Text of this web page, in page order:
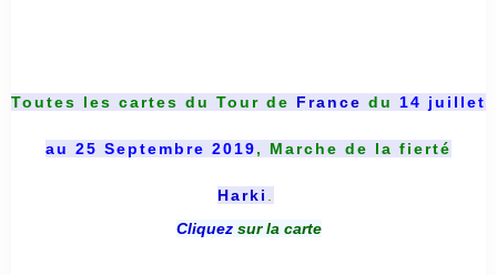
Toutes les cartes du Tour de France du 14 juillet
au 25 Septembre 2019, Marche de la fierté
Harki
Cliquez sur la carte